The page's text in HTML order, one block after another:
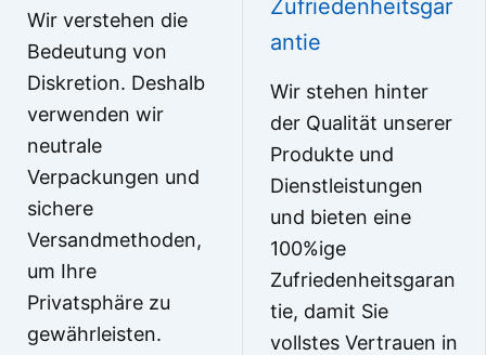
Wir verstehen die
Bedeutung von
Diskretion. Deshalb
verwenden wir
neutrale
Verpackungen und
sichere
Versandmethoden,
um Ihre
Privatsphäre zu
gewährleisten.
Zufriedenheitsgar
antie
Wir stehen hinter
der Qualität unserer
Produkte und
Dienstleistungen
und bieten eine
100%ige
Zufriedenheitsgaran
tie, damit Sie
vollstes Vertrauen in